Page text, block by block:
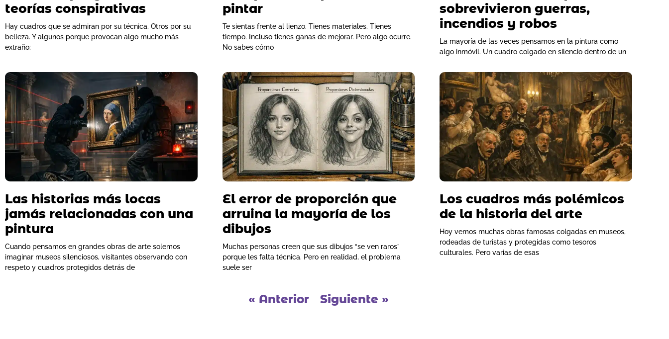
teorías conspirativas
Hay cuadros que se admiran por su técnica. Otros por su
belleza. Y algunos porque provocan algo mucho más
extraño:
pintar
Te sientas frente al lienzo. Tienes materiales. Tienes
tiempo. Incluso tienes ganas de mejorar. Pero algo ocurre.
No sabes cómo
sobrevivieron guerras,
incendios y robos
La mayoría de las veces pensamos en la pintura como
algo inmóvil. Un cuadro colgado en silencio dentro de un
Las historias más locas
jamás relacionadas con una
pintura
Cuando pensamos en grandes obras de arte solemos
imaginar museos silenciosos, visitantes observando con
respeto y cuadros protegidos detrás de
El error de proporción que
arruina la mayoría de los
dibujos
Muchas personas creen que sus dibujos “se ven raros”
porque les falta técnica. Pero en realidad, el problema
suele ser
Los cuadros más polémicos
de la historia del arte
Hoy vemos muchas obras famosas colgadas en museos,
rodeadas de turistas y protegidas como tesoros
culturales. Pero varias de esas
« Anterior Siguiente »